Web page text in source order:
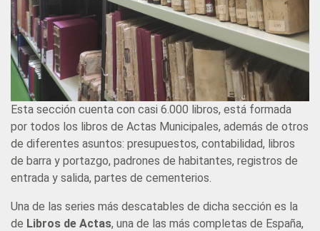
Esta sección cuenta con casi 6.000 libros, está formada
por todos los libros de Actas Municipales, además de otros
de diferentes asuntos: presupuestos, contabilidad, libros
de barra y portazgo, padrones de habitantes, registros de
entrada y salida, partes de cementerios.
Una de las series más descatables de dicha sección es la
de Libros de Actas, una de las más completas de España,